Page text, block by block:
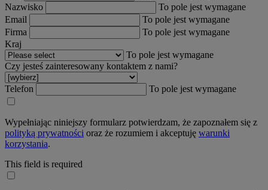
Nazwisko
To pole jest wymagane
Email
To pole jest wymagane
Firma
To pole jest wymagane
Kraj
To pole jest wymagane
Czy jesteś zainteresowany kontaktem z nami?
Telefon To pole jest wymagane
Wypełniając niniejszy formularz potwierdzam, że zapoznałem się z
polityką prywatności oraz że rozumiem i akceptuję warunki
korzystania.
This field is required